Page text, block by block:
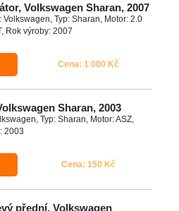
Volkswagen Sharan, 2007
Volkswagen, Typ: Sharan, Motor: 2.0
Rok výroby: 2007
Cena: 1 000 Kč
Sharan, 2003
Typ: Sharan, Motor: ASZ,
2003
Cena: 150 Kč
přední, Volkswagen